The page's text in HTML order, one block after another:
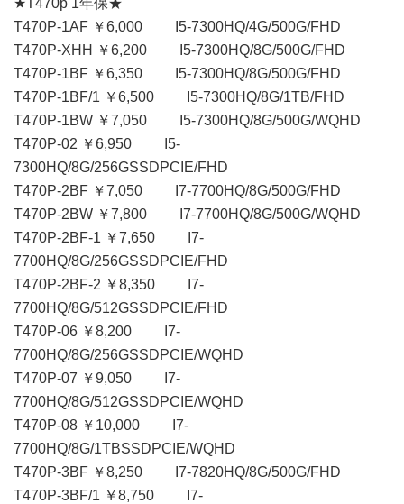
★T470p 1年保★
T470P-1AF ￥6,000 I5-7300HQ/4G/500G/FHD
T470P-XHH ￥6,200 I5-7300HQ/8G/500G/FHD
T470P-1BF ￥6,350 I5-7300HQ/8G/500G/FHD
T470P-1BF/1 ￥6,500 I5-7300HQ/8G/1TB/FHD
T470P-1BW ￥7,050 I5-7300HQ/8G/500G/WQHD
T470P-02 ￥6,950 I5-
7300HQ/8G/256GSSDPCIE/FHD
T470P-2BF ￥7,050 I7-7700HQ/8G/500G/FHD
T470P-2BW ￥7,800 I7-7700HQ/8G/500G/WQHD
T470P-2BF-1 ￥7,650 I7-
7700HQ/8G/256GSSDPCIE/FHD
T470P-2BF-2 ￥8,350 I7-
7700HQ/8G/512GSSDPCIE/FHD
T470P-06 ￥8,200 I7-
7700HQ/8G/256GSSDPCIE/WQHD
T470P-07 ￥9,050 I7-
7700HQ/8G/512GSSDPCIE/WQHD
T470P-08 ￥10,000 I7-
7700HQ/8G/1TBSSDPCIE/WQHD
T470P-3BF ￥8,250 I7-7820HQ/8G/500G/FHD
T470P-3BF/1 ￥8,750 I7-